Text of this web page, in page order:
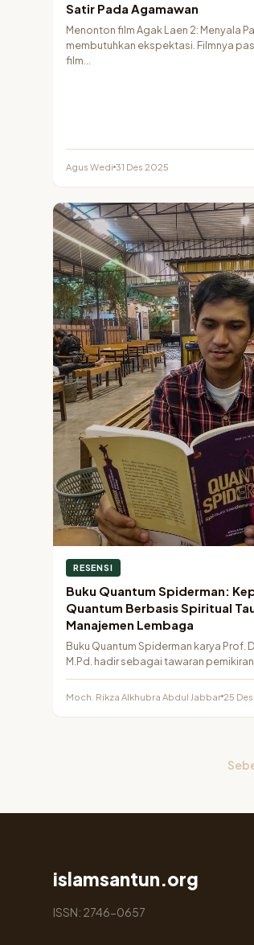
Satir Pada Agamawan
Menonton film Agak Laen 2: Menyala
membutuhkan ekspektasi. Filmnya
film…
Agus Wedi 31 Des 2025
RESENSI
Buku Quantum Spiderman:
Quantum Berbasis Spiritual
Manajemen Lembaga
Buku Quantum Spiderman karya Prof.
M.Pd. hadir sebagai tawaran pemikiran
Moch. Rikza Alkhubra Abdul Jabbar 25
islamsantun.org
ISSN: 2746-0657